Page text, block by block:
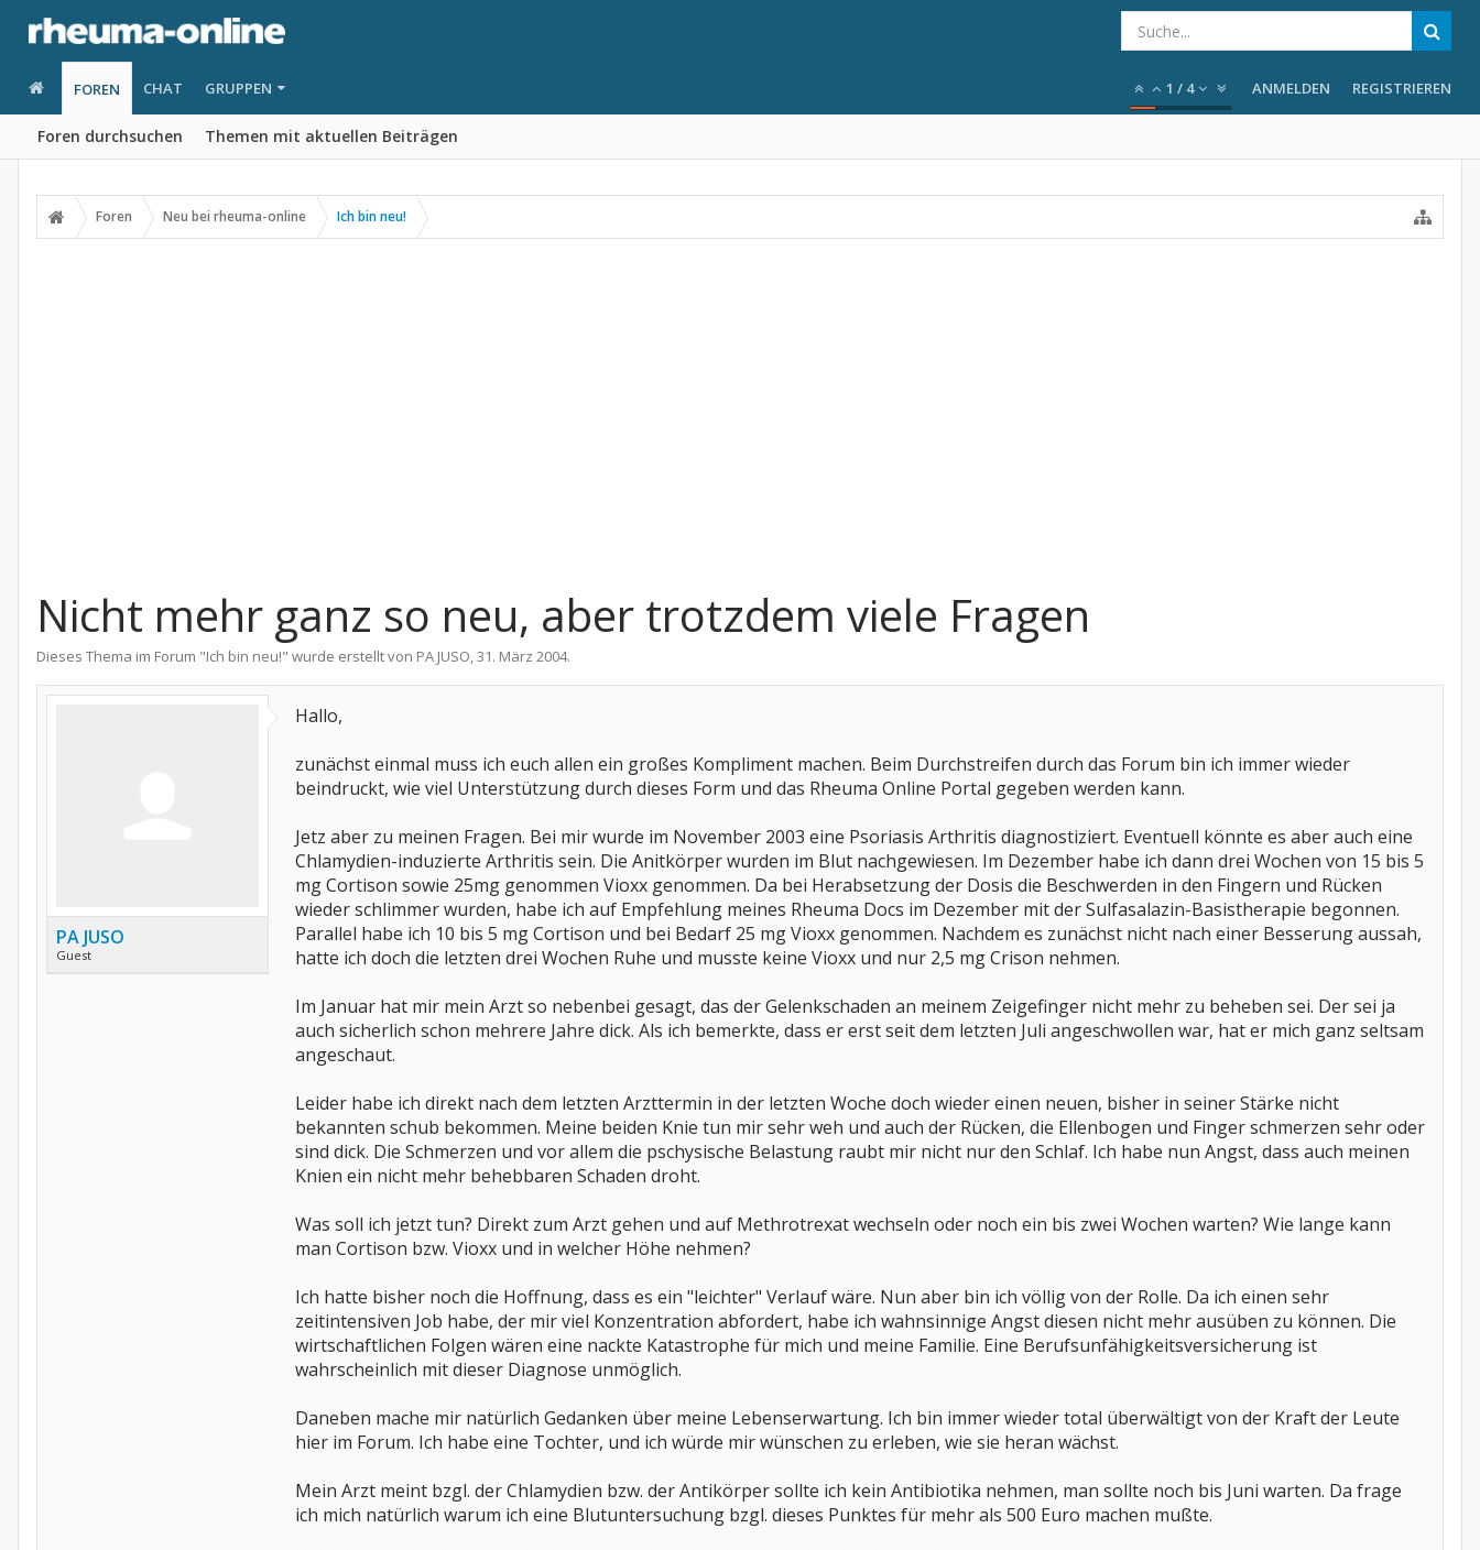
FOREN
Foren durchsuchen Themen mit aktuellen Beiträgen
CHAT GRUPPEN 1 / 4 ANMELDEN REGISTRIEREN
Foren Neu bei rheuma-online Ich bin neu!
Nicht mehr ganz so neu, aber trotzdem viele Fragen
Dieses Thema im Forum "Ich bin neu!" wurde erstellt von PA JUSO,31. März 2004.
PA JUSO
Guest
Hallo,
zunächst einmal muss ich euch allen ein großes Kompliment machen. Beim Durchstreifen durch das Forum bin ich immer wieder
beindruckt, wie viel Unterstützung durch dieses Form und das Rheuma Online Portal gegeben werden kann.
Jetz aber zu meinen Fragen. Bei mir wurde im November 2003 eine Psoriasis Arthritis diagnostiziert. Eventuell könnte es aber auch eine
Chlamydien-induzierte Arthritis sein. Die Anitkörper wurden im Blut nachgewiesen. Im Dezember habe ich dann drei Wochen von 15 bis 5
mg Cortison sowie 25mg genommen Vioxx genommen. Da bei Herabsetzung der Dosis die Beschwerden in den Fingern und Rücken
wieder schlimmer wurden, habe ich auf Empfehlung meines Rheuma Docs im Dezember mit der Sulfasalazin-Basistherapie begonnen.
Parallel habe ich 10 bis 5 mg Cortison und bei Bedarf 25 mg Vioxx genommen. Nachdem es zunächst nicht nach einer Besserung aussah,
hatte ich doch die letzten drei Wochen Ruhe und musste keine Vioxx und nur 2,5 mg Crison nehmen.
Im Januar hat mir mein Arzt so nebenbei gesagt, das der Gelenkschaden an meinem Zeigefinger nicht mehr zu beheben sei. Der sei ja
auch sicherlich schon mehrere Jahre dick. Als ich bemerkte, dass er erst seit dem letzten Juli angeschwollen war, hat er mich ganz seltsam
angeschaut.
Leider habe ich direkt nach dem letzten Arzttermin in der letzten Woche doch wieder einen neuen, bisher in seiner Stärke nicht
bekannten schub bekommen. Meine beiden Knie tun mir sehr weh und auch der Rücken, die Ellenbogen und Finger schmerzen sehr oder
sind dick. Die Schmerzen und vor allem die pschysische Belastung raubt mir nicht nur den Schlaf. Ich habe nun Angst, dass auch meinen
Knien ein nicht mehr behebbaren Schaden droht.
Was soll ich jetzt tun? Direkt zum Arzt gehen und auf Methrotrexat wechseln oder noch ein bis zwei Wochen warten? Wie lange kann
man Cortison bzw. Vioxx und in welcher Höhe nehmen?
Ich hatte bisher noch die Hoffnung, dass es ein "leichter" Verlauf wäre. Nun aber bin ich völlig von der Rolle. Da ich einen sehr
zeitintensiven Job habe, der mir viel Konzentration abfordert, habe ich wahnsinnige Angst diesen nicht mehr ausüben zu können. Die
wirtschaftlichen Folgen wären eine nackte Katastrophe für mich und meine Familie. Eine Berufsunfähigkeitsversicherung ist
wahrscheinlich mit dieser Diagnose unmöglich.
Daneben mache mir natürlich Gedanken über meine Lebenserwartung. Ich bin immer wieder total überwältigt von der Kraft der Leute
hier im Forum. Ich habe eine Tochter, und ich würde mir wünschen zu erleben, wie sie heran wächst.
Mein Arzt meint bzgl. der Chlamydien bzw. der Antikörper sollte ich kein Antibiotika nehmen, man sollte noch bis Juni warten. Da frage
ich mich natürlich warum ich eine Blutuntersuchung bzgl. dieses Punktes für mehr als 500 Euro machen mußte.